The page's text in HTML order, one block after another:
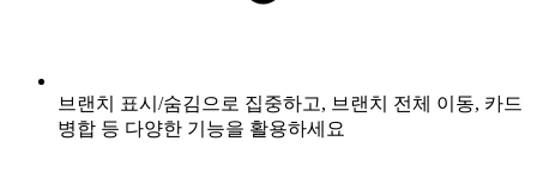
브랜치 표시/숨김으로 집중하고, 브랜치 전체 이동, 카드
병합 등 다양한 기능을 활용하세요